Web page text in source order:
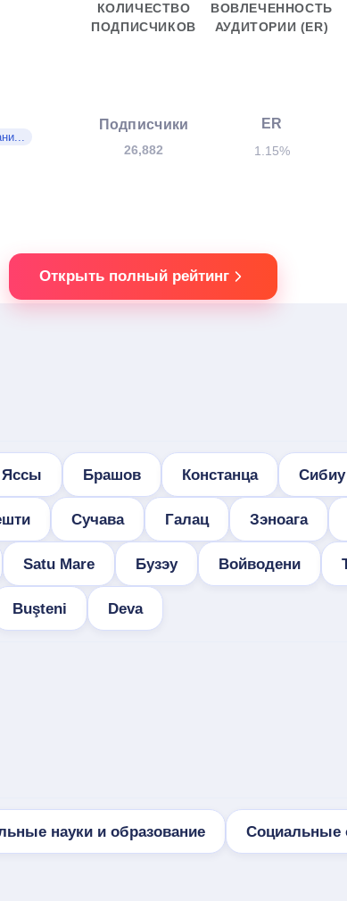
КОЛИЧЕСТВО
ПОДПИСЧИКОВ
ВОВЛЕЧЕННОСТЬ
АУДИТОРИИ (ER)
Подписчики
26,882
ER
1.15%
Открыть полный рейтинг
Яссы Брашов Констанца Сибиу
Сучава Галац Зэноага
Satu Mare Бузэу Войводени
Buşteni Deva
науки и образование Социальные